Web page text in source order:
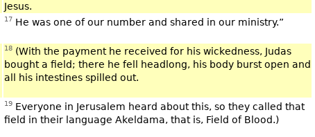
Jesus.
17 He was one of our number and shared in our ministry.”
18 (With the payment he received for his wickedness, Judas
bought a field; there he fell headlong, his body burst open and
all his intestines spilled out.
19 Everyone in Jerusalem heard about this, so they called that
field in their language Akeldama, that is, Field of Blood.)